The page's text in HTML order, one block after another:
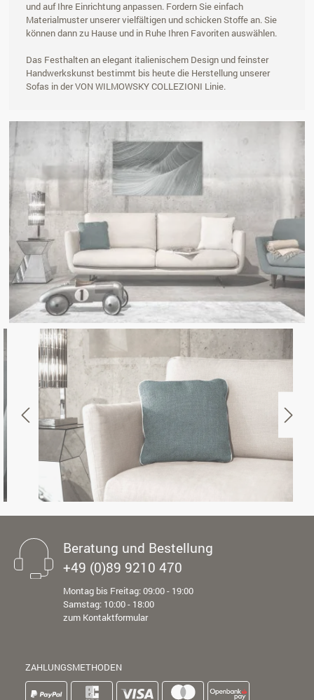
und auf Ihre Einrichtung anpassen. Fordern Sie einfach
Materialmuster unserer vielfältigen und schicken Stoffe an. Sie
können dann zu Hause und in Ruhe Ihren Favoriten auswählen.
Das Festhalten an elegant italienischem Design und feinster
Handwerkskunst bestimmt bis heute die Herstellung unserer
Sofas in der VON WILMOWSKY COLLEZIONI Linie.
Beratung und Bestellung
+49 (0)89 9210 470
Montag bis Freitag: 09:00 - 19:00
Samstag: 10:00 - 18:00
zum Kontaktformular
ZAHLUNGSMETHODEN